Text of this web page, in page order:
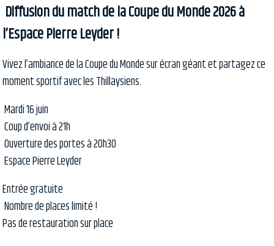
Diffusion du match de la Coupe du Monde 2026 à
l’Espace Pierre Leyder !
Vivez l’ambiance de la Coupe du Monde sur écran géant et partagez ce
moment sportif avec les Thillaysiens.
Mardi 16 juin
Coup d’envoi à 21h
Ouverture des portes à 20h30
Espace Pierre Leyder
Entrée gratuite
Nombre de places limité !
Pas de restauration sur place